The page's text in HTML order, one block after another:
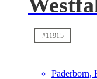
#11915
Paderborn,